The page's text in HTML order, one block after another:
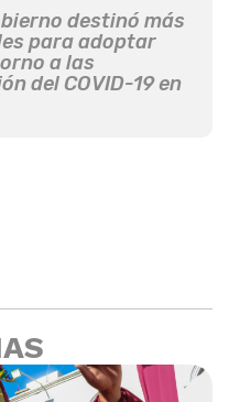
destinó más
para adoptar
a las
del COVID-19 en